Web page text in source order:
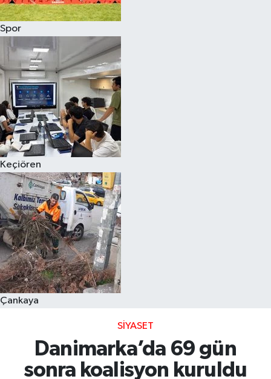
Spor
Keçiören
Çankaya
SIYASET
Danimarka’da 69 gün
sonra koalisyon kuruldu